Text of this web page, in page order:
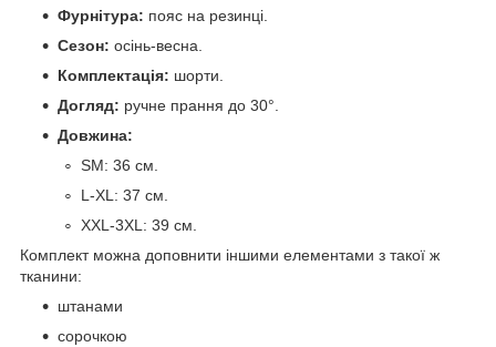
Фурнітура: пояс на резинці.
Сезон: осінь-весна.
Комплектація: шорти.
Догляд: ручне прання до 30°.
Довжина:
SM: 36 см.
L-XL: 37 см.
XXL-3XL: 39 см.
Комплект можна доповнити іншими елементами з такої ж
тканини:
штанами
сорочкою